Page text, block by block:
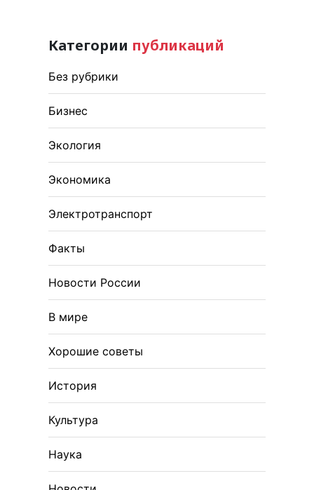
Категории публикаций
Без рубрики
Бизнес
Экология
Экономика
Электротранспорт
Факты
Новости России
В мире
Хорошие советы
История
Культура
Наука